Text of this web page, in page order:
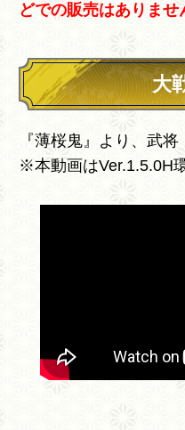
どでの販売はありませ
大
『薄桜鬼』より、武将
※本動画はVer.1.5.0H